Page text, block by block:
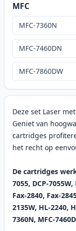
Deze set Laser
Geniet van
cartridges
het recht op
De cartridges
7055, DCP-7055W,
Fax-2840, Fax-
2135W, HL-2240,
7360N, MFC-
MFC
MFC-7360N
MFC-7460DN
MFC-7860DW